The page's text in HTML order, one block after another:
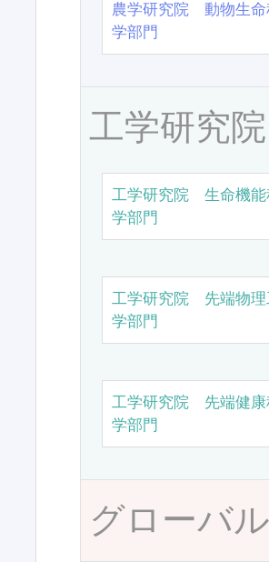
農学研究院 動物生命
学部門
工学研究院
工学研究院 生命機能
学部門
工学研究院 先端物理
学部門
工学研究院 先端健康
学部門
グローバ